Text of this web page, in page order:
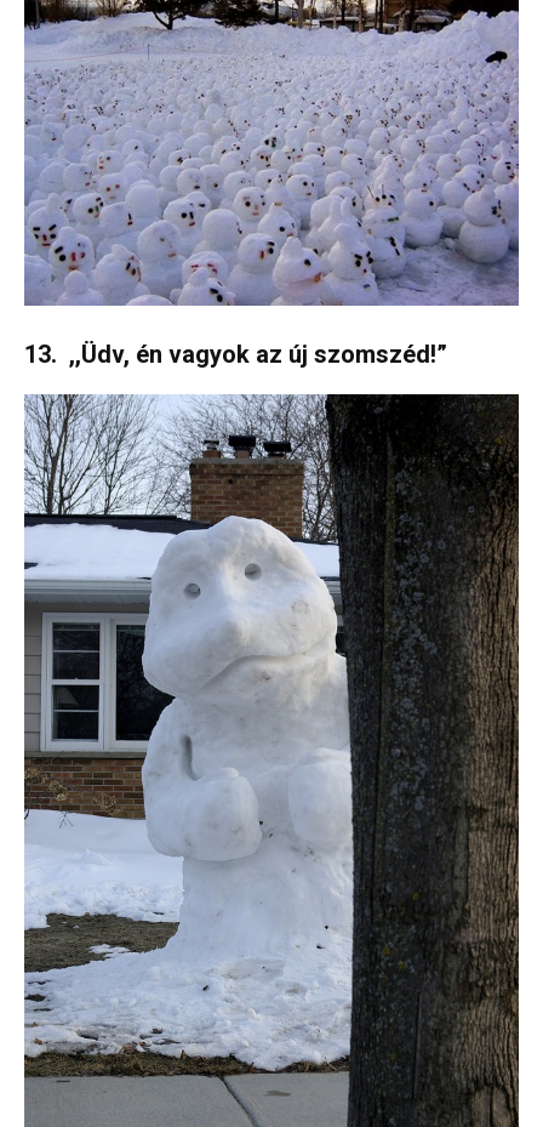
13. ,,Üdv, én vagyok az új szomszéd!”